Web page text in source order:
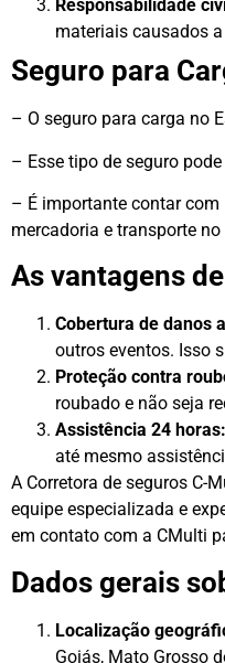
Responsabilidade
materiais causados
Seguro para
– O seguro para carga no
– Esse tipo de seguro
– É importante contar com
mercadoria e transporte
As vantagens
Cobertura de danos
outros eventos. Isso
Proteção contra
roubado e não seja
Assistência 24 horas:
até mesmo
A Corretora de seguros C-
equipe especializada e
em contato com a CMulti
Dados gerais
Localização
Goiás, Mato Grosso